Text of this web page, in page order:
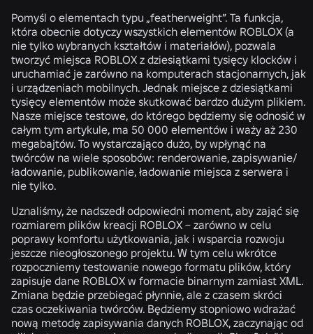
Pomyśl o elementach typu „featherweight”. Ta funkcja,
która obecnie dotyczy wszystkich elementów ROBLOX (a
nie tylko wybranych kształtów i materiałów), pozwala
tworzyć miejsca ROBLOX z dziesiątkami tysięcy klocków i
uruchamiać je zarówno na komputerach stacjonarnych, jak
i urządzeniach mobilnych. Jednak miejsce z dziesiątkami
tysięcy elementów może skutkować bardzo dużym plikiem.
Nasze miejsce testowe, do którego będziemy się odnosić w
całym tym artykule, ma 50 000 elementów i waży aż 230
megabajtów. To wystarczająco dużo, by wpłynąć na
twórców na wiele sposobów: renderowanie, zapisywanie/
ładowanie, publikowanie, ładowanie miejsca z serwera i
nie tylko.
Uznaliśmy, że nadszedł odpowiedni moment, aby zająć się
rozmiarem plików kreacji ROBLOX – zarówno w celu
poprawy komfortu użytkowania, jak i wsparcia rozwoju
jeszcze nieogłoszonego projektu. W tym celu wkrótce
rozpoczniemy testowanie nowego formatu plików, który
zapisuje dane ROBLOX w formacie binarnym zamiast XML.
Zmiana będzie przebiegać płynnie, ale z czasem skróci
czas oczekiwania twórców. Będziemy stopniowo wdrażać
nową metodę zapisywania danych ROBLOX, zaczynając od